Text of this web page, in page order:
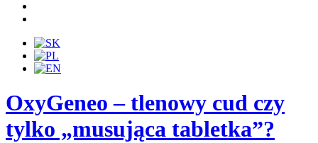
OxyGeneo – tlenowy cud czy
tylko „musująca tabletka”?